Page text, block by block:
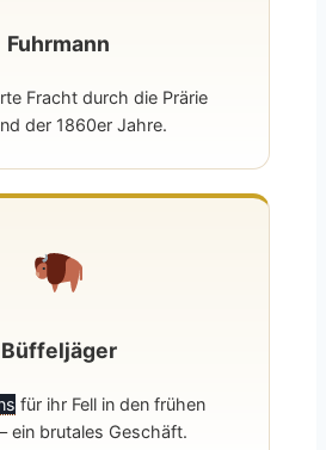
Fuhrmann
Fracht durch die Prärie
der 1860er Jahre.
Büffeljäger
für ihr Fell in den frühen
ein brutales Geschäft.